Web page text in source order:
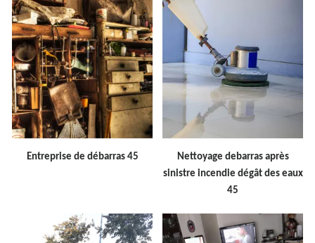
Entreprise de débarras 45
Nettoyage debarras après
sinistre incendie dégât des eaux
45